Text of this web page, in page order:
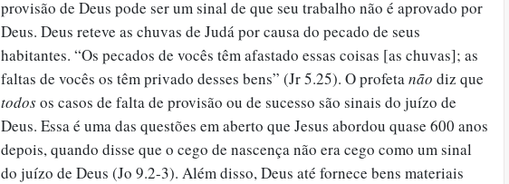
provisão de Deus pode ser um sinal de que seu trabalho não é aprovado por
Deus. Deus reteve as chuvas de Judá por causa do pecado de seus
habitantes. “Os pecados de vocês têm afastado essas coisas [as chuvas]; as
faltas de vocês os têm privado desses bens” (Jr 5.25). O profetanão diz que
todosos casos de falta de provisão ou de sucesso são sinais do juízo de
Deus. Essa é uma das questões em aberto que Jesus abordou quase 600 anos
depois, quando disse que o cego de nascença não era cego como um sinal
do juízo de Deus (Jo 9.2-3). Além disso, Deus até fornece bens materiais